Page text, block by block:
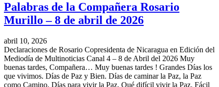
Palabras de la Compañera Rosario
Murillo – 8 de abril de 2026
abril 10, 2026
Declaraciones de Rosario Copresidenta de Nicaragua en Edición del
Mediodía de Multinoticias Canal 4 – 8 de Abril del 2026 Muy
buenas tardes, Compañera… Muy buenas tardes ! Grandes Días los
que vivimos. Días de Paz y Bien. Días de caminar la Paz, la Paz
como Camino. Días para vivir la Paz. Qué difícil vivir la Paz. Fácil